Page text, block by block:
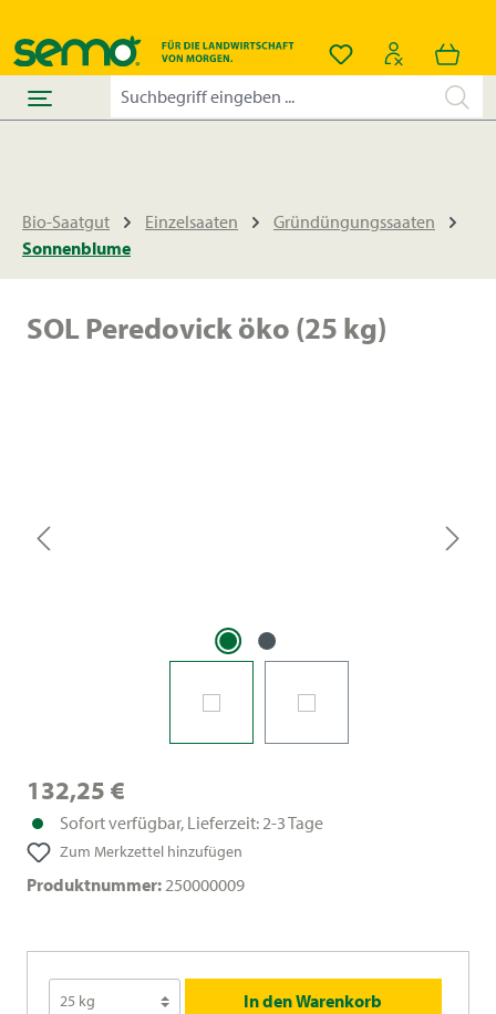
Du hast 0
Bio-Saatgut Einzelsaaten
Gründüngungssaaten
Sonnenblume
SOL Peredovick öko (25 kg)
132,25 €
Sofort verfügbar, Lieferzeit: 2-3 Tage
Zum Merkzettel hinzufügen
Produktnummer:250000009
In den Warenkorb